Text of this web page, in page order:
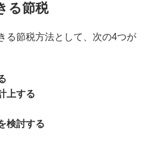
る節税
る節税方法として、次の4つが
上する
検討する